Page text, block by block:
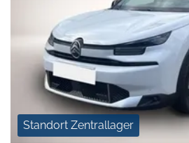
Standort Zentrallager